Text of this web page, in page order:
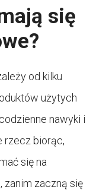
się
od kilku
użytych
nawyki i
rzecz biorąc,
się na
zanim zaczną się